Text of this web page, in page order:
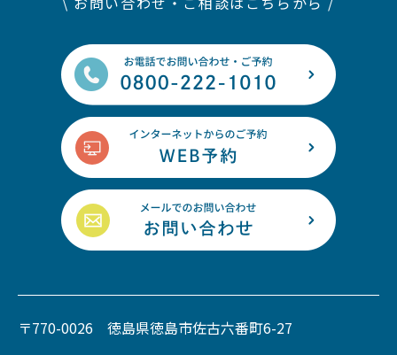
〒770-0026 徳島県徳島市佐古六番町6-27